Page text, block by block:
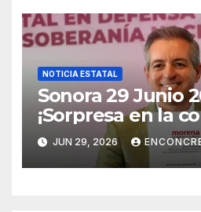
NOTICIA ESTATAL
Sonora 29 Junio
¡Sorpresa en la
rumbo a 2027!
entra de última
carrera en Sonora
JUN 29, 2026